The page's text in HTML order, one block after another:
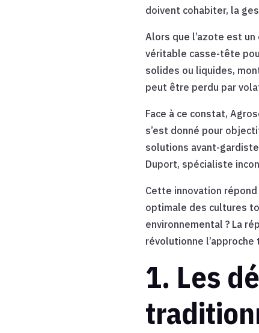
doivent cohabiter, la
Alors que l’azote est
véritable casse-tête
solides ou liquides,
peut être perdu par
Face à ce constat,
s’est donné pour
solutions avant-
Duport, spécialiste
Cette innovation
optimale des cultures
environnemental ? La
révolutionne
1. Les